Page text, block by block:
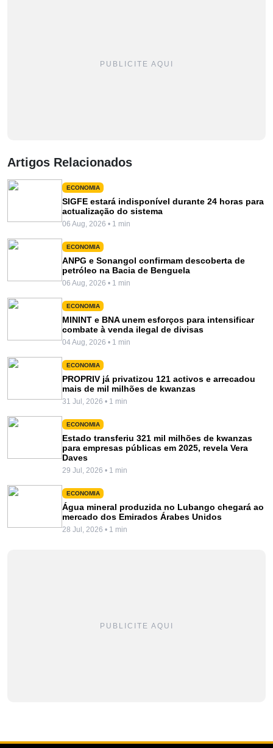
PUBLICITE AQUI
Artigos Relacionados
ECONOMIA
SIGFE estará indisponível durante 24 horas para
actualização do sistema
06 Aug, 2026 • 1 min
ECONOMIA
ANPG e Sonangol confirmam descoberta de
petróleo na Bacia de Benguela
06 Aug, 2026 • 1 min
ECONOMIA
MININT e BNA unem esforços para intensificar
combate à venda ilegal de divisas
04 Aug, 2026 • 1 min
ECONOMIA
PROPRIV já privatizou 121 activos e arrecadou
mais de mil milhões de kwanzas
31 Jul, 2026 • 1 min
ECONOMIA
Estado transferiu 321 mil milhões de kwanzas
para empresas públicas em 2025, revela Vera
Daves
29 Jul, 2026 • 1 min
ECONOMIA
Água mineral produzida no Lubango chegará ao
mercado dos Emirados Árabes Unidos
28 Jul, 2026 • 1 min
PUBLICITE AQUI